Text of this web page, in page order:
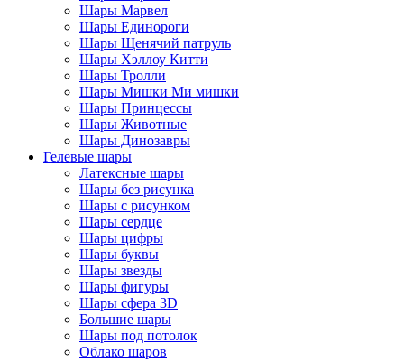
Шары Марвел
Шары Единороги
Шары Щенячий патруль
Шары Хэллоу Китти
Шары Тролли
Шары Мишки Ми мишки
Шары Принцессы
Шары Животные
Шары Динозавры
Гелевые шары
Латексные шары
Шары без рисунка
Шары с рисунком
Шары сердце
Шары цифры
Шары буквы
Шары звезды
Шары фигуры
Шары сфера 3D
Большие шары
Шары под потолок
Облако шаров